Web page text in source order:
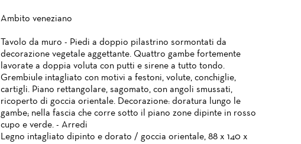
Ambito veneziano
Tavolo da muro - Piedi a doppio pilastrino sormontati da
decorazione vegetale aggettante. Quattro gambe fortemente
lavorate a doppia voluta con putti e sirene a tutto tondo.
Grembiule intagliato con motivi a festoni, volute, conchiglie,
cartigli. Piano rettangolare, sagomato, con angoli smussati,
ricoperto di goccia orientale. Decorazione: doratura lungo le
gambe; nella fascia che corre sotto il piano zone dipinte in rosso
cupo e verde. - Arredi
Legno intagliato dipinto e dorato / goccia orientale, 88 x 140 x